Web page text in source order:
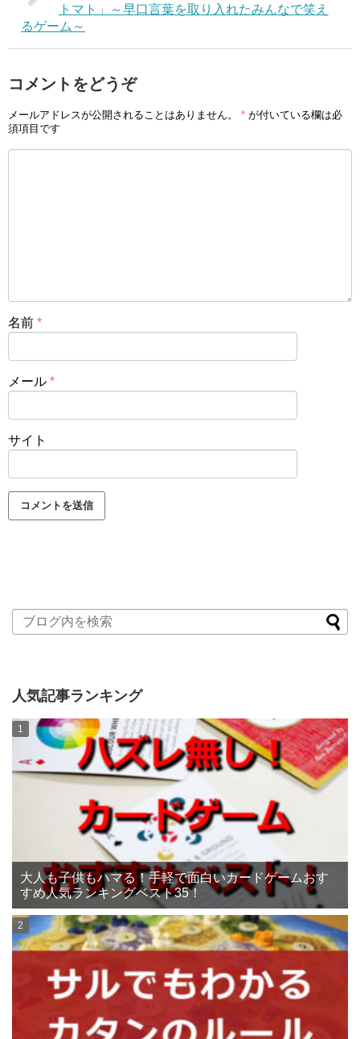
トマト」～早口言葉を取り入れたみんなで笑え
るゲーム～
コメントをどうぞ
メールアドレスが公開されることはありません。 * が付いている欄は必
須項目です
名前 *
メール *
サイト
人気記事ランキング
大人も子供もハマる！手軽で面白いカードゲームおす
すめ人気ランキングベスト35！